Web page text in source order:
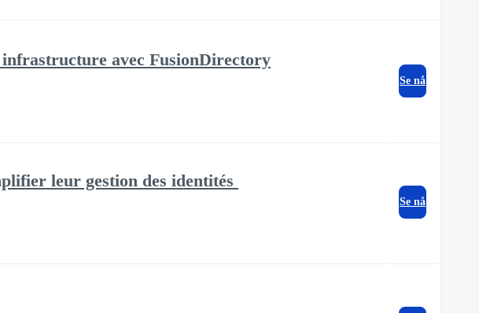
infrastructure avec FusionDirectory
Se nå
leur gestion des identités
Se nå